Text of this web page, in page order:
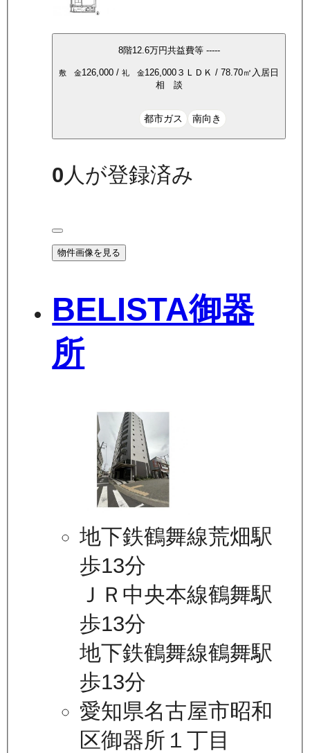
8階12.6万円共益費等 -----
敷 金126,000 / 礼 金126,000 ３ＬＤＫ / 78.70㎡ 入居日
相 談
都市ガス 南向き
0人が登録済み
物件画像を見る
BELISTA御器
所
地下鉄鶴舞線荒畑駅
歩13分
ＪＲ中央本線鶴舞駅
歩13分
地下鉄鶴舞線鶴舞駅
歩13分
愛知県名古屋市昭和
区御器所１丁目